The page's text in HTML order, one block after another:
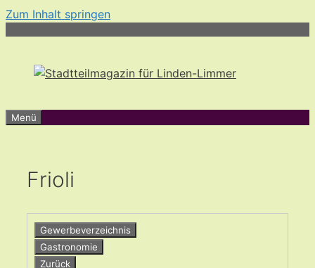
Zum Inhalt springen
Menü
Frioli
Gewerbeverzeichnis
Gastronomie
Zurück